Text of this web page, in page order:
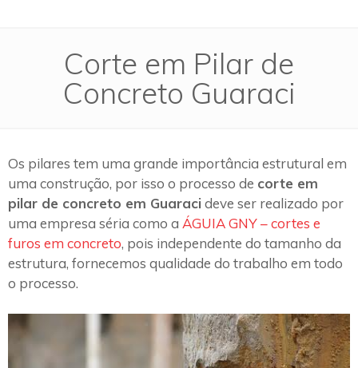
Corte em Pilar de
Concreto Guaraci
Os pilares tem uma grande importância estrutural em
uma construção, por isso o processo de corte em
pilar de concreto em Guaraci deve ser realizado por
uma empresa séria como a ÁGUIA GNY – cortes e
furos em concreto, pois independente do tamanho da
estrutura, fornecemos qualidade do trabalho em todo
o processo.